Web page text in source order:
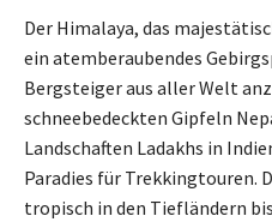
Der Himalaya, das
ein atemberaubendes
Bergsteiger aus aller Welt
schneebedeckten Gipfeln
Landschaften Ladakhs in
Paradies für Trekkingtouren.
tropisch in den Tiefländern